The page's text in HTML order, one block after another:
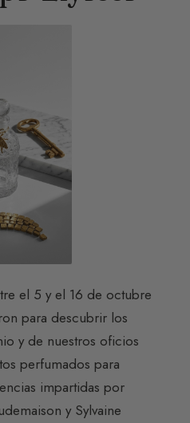
el 5 y el 16 de octubre
para descubrir los
y de nuestros oficios
perfumados para
impartidas por
y Sylvaine